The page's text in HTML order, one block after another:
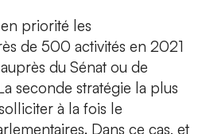
priorité les
de 500 activités en 2021
du Sénat ou de
seconde stratégie la plus
à la fois le
Dans ce cas, et